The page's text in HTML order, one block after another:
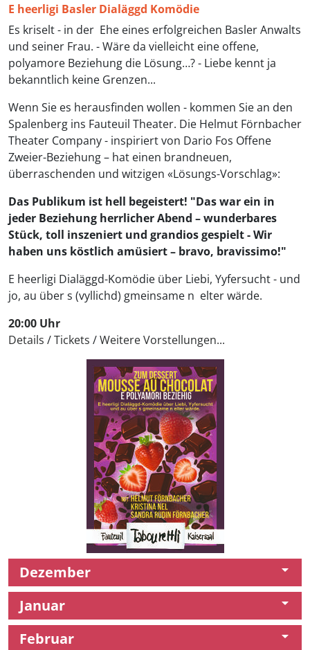
E heerligi Basler Dialäggd Komödie
Es kriselt - in der Ehe eines erfolgreichen Basler Anwalts
und seiner Frau. - Wäre da vielleicht eine offene,
polyamore Beziehung die Lösung…? - Liebe kennt ja
bekanntlich keine Grenzen...
Wenn Sie es herausfinden wollen - kommen Sie an den
Spalenberg ins Fauteuil Theater. Die Helmut Förnbacher
Theater Company - inspiriert von Dario Fos Offene
Zweier-Beziehung – hat einen brandneuen,
überraschenden und witzigen «Lösungs-Vorschlag»:
Das Publikum ist hell begeistert! "Das war ein in
jeder Beziehung herrlicher Abend – wunderbares
Stück, toll inszeniert und grandios gespielt - Wir
haben uns köstlich amüsiert – bravo, bravissimo!"
E heerligi Dialäggd-Komödie über Liebi, Yyfersucht - und
jo, au über s (vyllichd) gmeinsame n elter wärde.
20:00 Uhr
Details /Tickets /Weitere Vorstellungen...
Dezember
Januar
Februar